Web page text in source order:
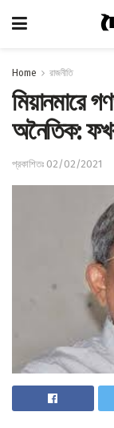
Home রাজনীতি
মিয়ানমারে
অনৈতিক:
প্রকাশিতঃ 02/02/2021